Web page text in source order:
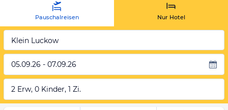
Pauschalreisen Nur Hotel
Klein Luckow
05.09.26 - 07.09.26
2 Erw, 0 Kinder, 1 Zi.